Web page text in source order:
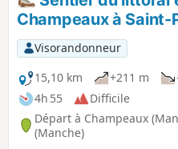
Champeaux à
Visorandonneur
15,10 km
+211 m
4h 55
Difficile
Départ à Champeaux
(Manche)